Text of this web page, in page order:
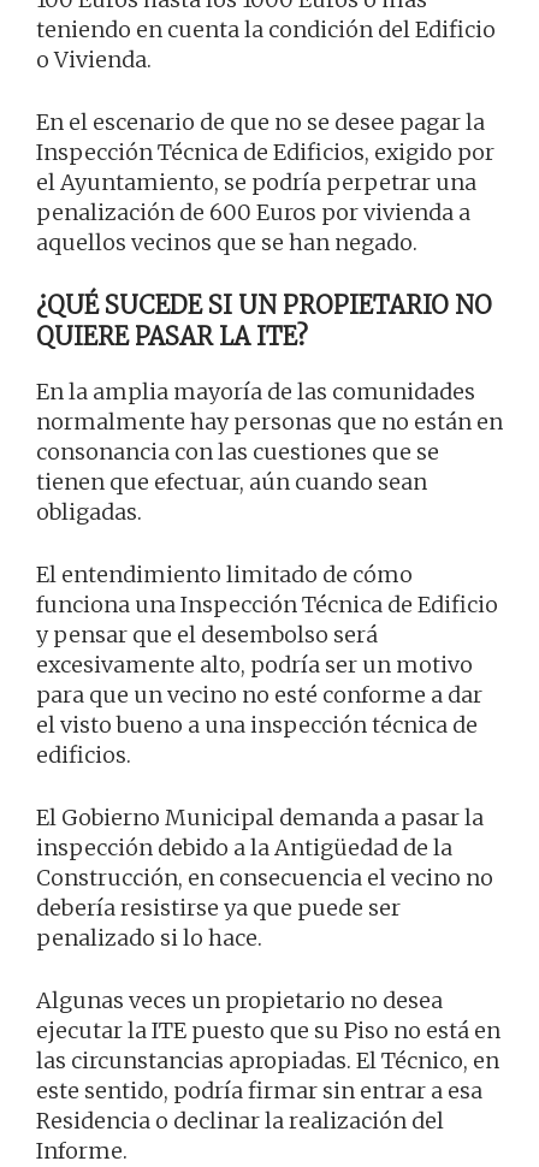
teniendo en cuenta la condición del Edificio
o Vivienda.
En el escenario de que no se desee pagar la
Inspección Técnica de Edificios, exigido por
el Ayuntamiento, se podría perpetrar una
penalización de 600 Euros por vivienda a
aquellos vecinos que se han negado.
¿QUÉ SUCEDE SI UN PROPIETARIO NO
QUIERE PASAR LA ITE?
En la amplia mayoría de las comunidades
normalmente hay personas que no están en
consonancia con las cuestiones que se
tienen que efectuar, aún cuando sean
obligadas.
El entendimiento limitado de cómo
funciona una Inspección Técnica de Edificio
y pensar que el desembolso será
excesivamente alto, podría ser un motivo
para que un vecino no esté conforme a dar
el visto bueno a una inspección técnica de
edificios.
El Gobierno Municipal demanda a pasar la
inspección debido a la Antigüedad de la
Construcción, en consecuencia el vecino no
debería resistirse ya que puede ser
penalizado si lo hace.
Algunas veces un propietario no desea
ejecutar la ITE puesto que su Piso no está en
las circunstancias apropiadas. El Técnico, en
este sentido, podría firmar sin entrar a esa
Residencia o declinar la realización del
Informe.